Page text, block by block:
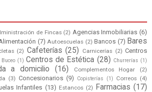
de Fincas (2) Agencias Inmobiliarias (6)
(7) Autoescuelas (2) Bancos (7) Bares
(2) Cafeterías (25) Carnicerías (2) Centros
(1) Centros de Estética (28) Churrerías (1)
a domicilio (16) Complementos Hogar
(2)
(3) Concesionarios (9) Copisterías (1) Correos (4)
Infantiles (13) Estancos (2) Farmacias (17)